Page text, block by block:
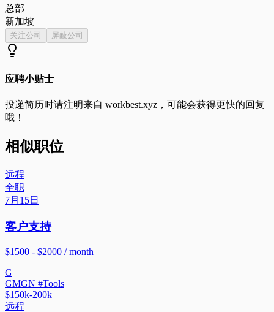
总部
新加坡
关注公司 屏蔽公司
应聘小贴士
投递简历时请注明来自 workbest.xyz ，可能会获得更快的回复
哦！
相似职位
远程
全职
7月15日
客户支持
$1500 - $2000 / month
G
GMGN #Tools
$150k-200k
远程